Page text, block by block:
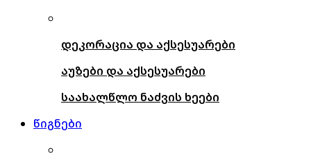
დეკორაცია და აქსესუარები
აუზები და აქსესუარები
საახალწლო ნაძვის ხეები
წიგნები